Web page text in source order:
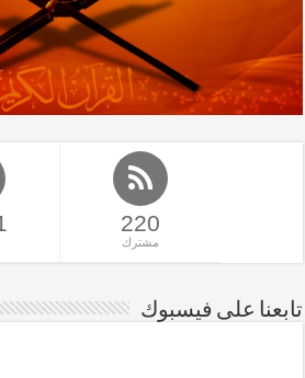
220
مشترك
تابعنا على فيسبوك